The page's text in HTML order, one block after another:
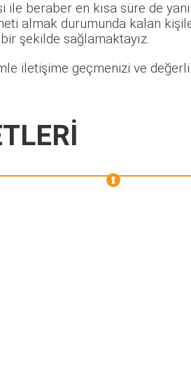
beraber en kısa süre de
almak durumunda kalan
şekilde sağlamaktayız.
iletişime geçmenizi ve değerli